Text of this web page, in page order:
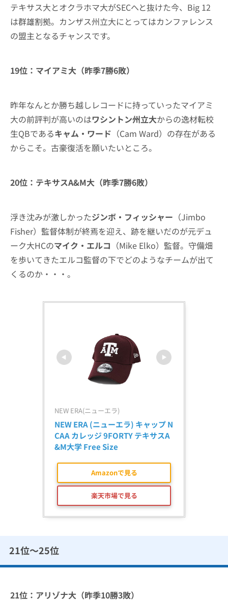
テキサス大とオクラホマ大がSECへと抜けた今、Big 12
は群雄割拠。カンザス州立大にとってはカンファレンス
の盟主となるチャンスです。
19位：マイアミ大（昨季7勝6敗）
昨年なんとか勝ち越しレコードに持っていったマイアミ
大の前評判が高いのはワシントン州立大からの逸材転校
生QBであるキャム・ワード （Cam Ward）の存在がある
からこそ。古豪復活を願いたいところ。
20位：テキサスA&M大（昨季7勝6敗）
浮き沈みが激しかったジンボ・フィッシャー （Jimbo
Fisher）監督体制が終焉を迎え、跡を継いだのが元デュ
ーク大HCのマイク・エルコ （Mike Elko）監督。守備畑
を歩いてきたエルコ監督の下でどのようなチームが出て
くるのか・・・。
NEW ERA(ニューエラ)
NEW ERA (ニューエラ) キャップ N
CAA カレッジ 9FORTY テキサスA
&M大学 Free Size
Amazonで見る
楽天市場で見る
21位〜25位
21位：アリゾナ大（昨季10勝3敗）